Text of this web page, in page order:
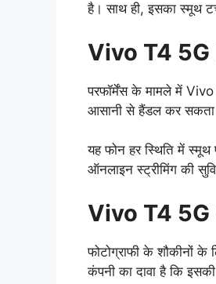
है। साथ ही, इसका स्मूथ
Vivo T4
परफॉर्मेंस के मामले में Vivo
आसानी से हैंडल कर सकता
यह फोन हर स्थिति में
ऑनलाइन स्ट्रीमिंग की
Vivo T4 5G
फोटोग्राफी के शौकीनों के
कंपनी का दावा है कि